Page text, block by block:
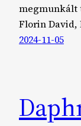
megmunkált
Florin David,
2024-11-05